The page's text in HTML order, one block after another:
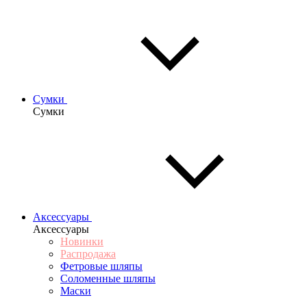
Сумки
Сумки
Аксессуары
Аксессуары
Новинки
Распродажа
Фетровые шляпы
Соломенные шляпы
Маски